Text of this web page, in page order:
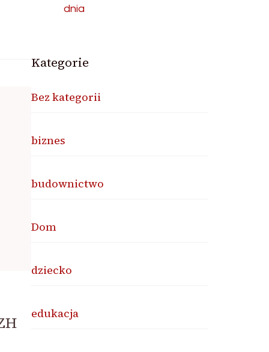
dnia
Kategorie
Bez kategorii
biznes
budownictwo
Dom
dziecko
edukacja